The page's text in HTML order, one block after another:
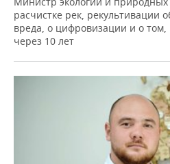
расчистке рек, рекультивации
вреда, о цифровизации и о том,
через 10 лет